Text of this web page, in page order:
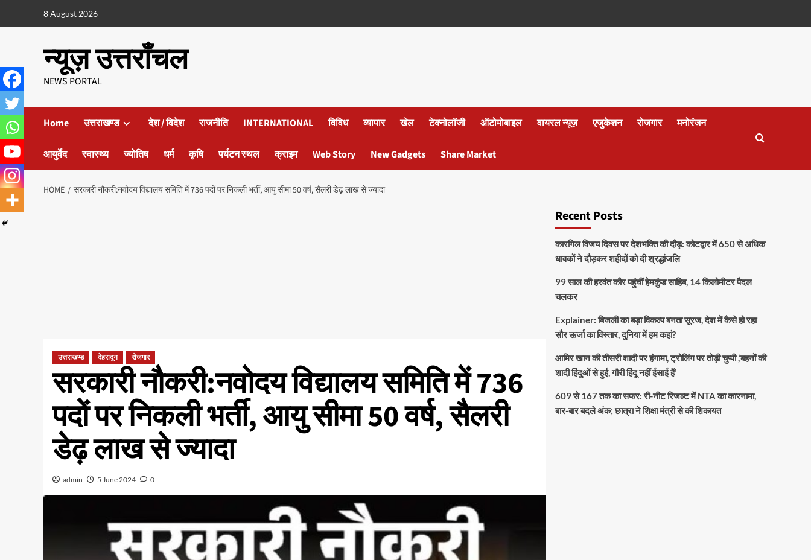
8 August 2026
न्यूज़ उत्तराँचल
NEWS PORTAL
Home उत्तराखण्ड देश / विदेश राजनीति INTERNATIONAL विविध व्यापार खेल टेक्नोलॉजी ऑटोमोबाइल वायरल न्यूज़ एजुकेशन रोजगार मनोरंजन
आयुर्वेद स्वास्थ्य ज्योतिष धर्म कृषि पर्यटन स्थल क्राइम Web Story New Gadgets Share Market
HOME सरकारी नौकरी:नवोदय विद्यालय समिति में 736 पदों पर निकली भर्ती, आयु सीमा 50 वर्ष, सैलरी डेढ़ लाख से ज्यादा
उत्तराखण्ड देहरादून रोजगार
सरकारी नौकरी:नवोदय विद्यालय समिति में 736
पदों पर निकली भर्ती, आयु सीमा 50 वर्ष, सैलरी
डेढ़ लाख से ज्यादा
admin 5 June 2024 0
Recent Posts
कारगिल विजय दिवस पर देशभक्ति की दौड़: कोटद्वार में 650 से अधिक
धावकों ने दौड़कर शहीदों को दी श्रद्धांजलि
99 साल की हरवंत कौर पहुंचीं हेमकुंड साहिब, 14 किलोमीटर पैदल
चलकर
Explainer: बिजली का बड़ा विकल्प बनता सूरज, देश में कैसे हो रहा
सौर ऊर्जा का विस्तार, दुनिया में हम कहां?
आमिर खान की तीसरी शादी पर हंगामा, ट्रोलिंग पर तोड़ी चुप्पी ,’बहनों की
शादी हिंदुओं से हुई, गौरी हिंदू नहीं ईसाई हैं’
609 से 167 तक का सफर: री-नीट रिजल्ट में NTA का कारनामा,
बार-बार बदले अंक; छात्रा ने शिक्षा मंत्री से की शिकायत